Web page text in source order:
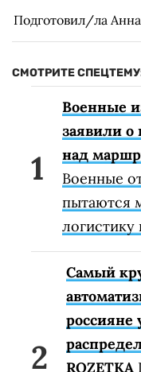
Подготовил/ла
СМОТРИТЕ
Военные
заявили о
над
Военные
пытаются
Самый
ROZETKA